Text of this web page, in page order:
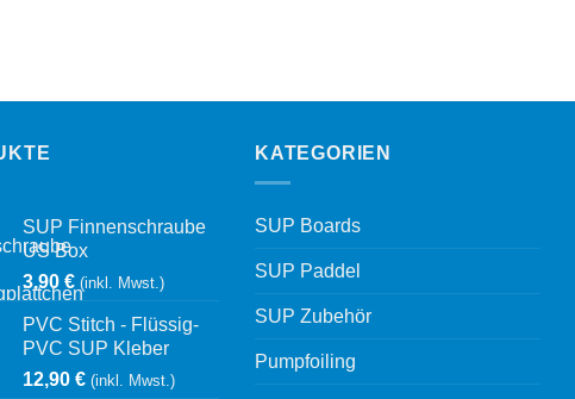
SUP Finnenschraube
US Box
3,90 € (inkl. Mwst.)
PVC Stitch - Flüssig-
PVC SUP Kleber
12,90 € (inkl. Mwst.)
KATEGORIEN
SUP Boards
SUP Paddel
SUP Zubehör
Pumpfoiling